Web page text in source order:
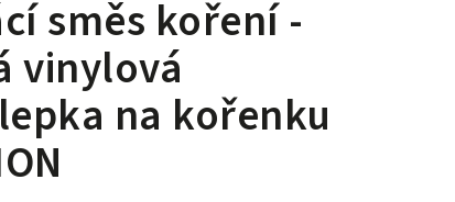
směs koření -
vinylová
na kořenku